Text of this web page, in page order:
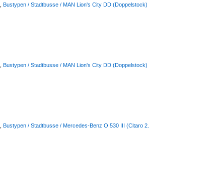
Bustypen / Stadtbusse / MAN Lion's City DD (Doppelstock)
Bustypen / Stadtbusse / MAN Lion's City DD (Doppelstock)
Bustypen / Stadtbusse / Mercedes-Benz O 530 III (Citaro 2.